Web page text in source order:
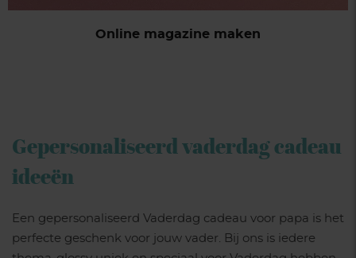
Online magazine maken
Gepersonaliseerd vaderdag cadeau
ideeën
Een gepersonaliseerd Vaderdag cadeau voor papa is het
perfecte geschenk voor jouw vader. Bij ons is iedere